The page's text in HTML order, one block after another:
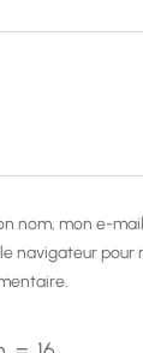
nom, mon e-
navigateur pour